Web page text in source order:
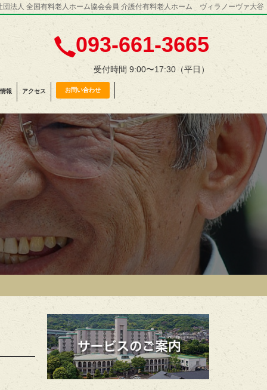
団法人 全国有料老人ホーム協会会員 介護付有料老人ホーム ヴィラノーヴァ大谷
093-661-3665
受付時間 9:00〜17:30（平日）
報 アクセス お問い合わせ